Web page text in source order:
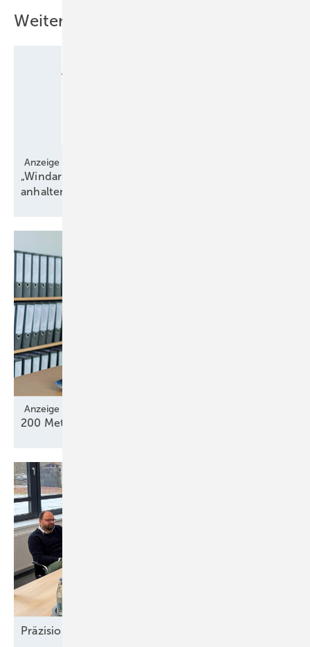
Weitere Inhalte
Anzeige
„Windarme und -reiche Phasen können länger
anhalten“
Anzeige
200 Meter Verifizierung von Lidar und
Präzision und